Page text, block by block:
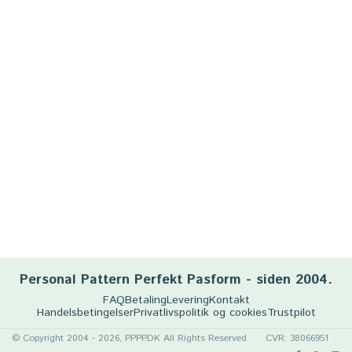
Personal Pattern Perfekt Pasform - siden 2004.
FAQBetalingLeveringKontakt
HandelsbetingelserPrivatlivspolitik og cookiesTrustpilot
© Copyright 2004 - 2026, PPPP.DK All Rights Reserved CVR: 38066951